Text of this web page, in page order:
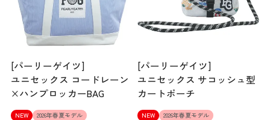
[パーリーゲイツ]
ユニセックス コードレーン
×ハンプロッカーBAG
NEW 2026年春夏モデル
[パーリーゲイツ]
ユニセックス サコッシュ型
カートポーチ
NEW 2026年春夏モデル